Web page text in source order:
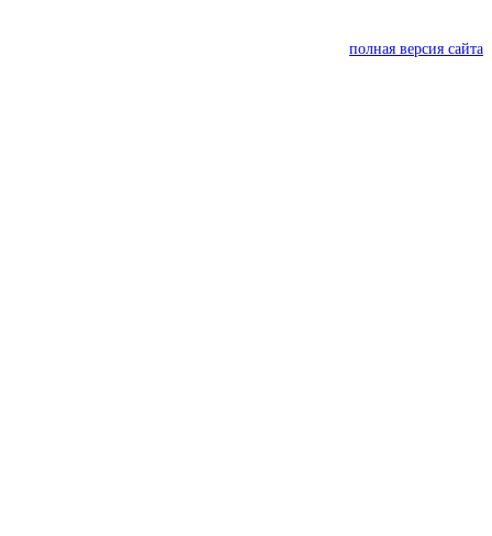
полная версия сайта